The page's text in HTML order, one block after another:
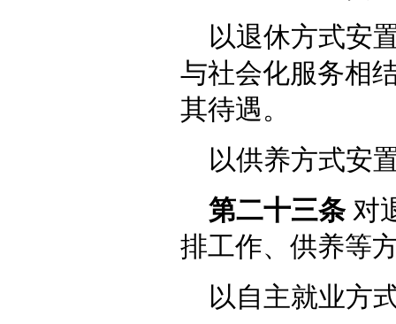
以退休方式安
与社会化服务相
其待遇。
以供养方式安
第二十三条对
排工作、供养等
以自主就业方